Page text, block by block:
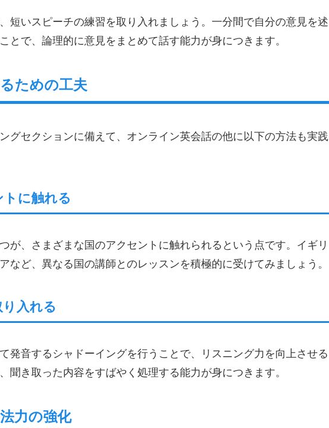
短いスピーチの練習を取り入れましょう。一分間で自分の意見を述
とで、論理的に意見をまとめて話す能力が身につきます。
ための工夫
グセクションに備えて、オンライン英会話の他に以下の方法も実践
に触れる
が、さまざまな国のアクセントに触れられるという点です。イギリ
など、異なる国の講師とのレッスンを積極的に受けてみましょう。
入れる
発音するシャドーイングを行うことで、リスニング力を向上させる
聞き取った内容をすばやく処理する能力が身につきます。
力の強化